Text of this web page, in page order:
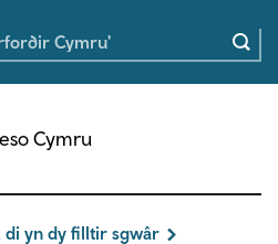
Cymru
di yn dy filltir sgwâr